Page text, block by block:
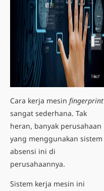
Cara kerja mesin fingerprint
sangat sederhana. Tak
heran, banyak perusahaan
yang menggunakan sistem
absensi ini di
perusahaannya.
Sistem kerja mesin ini